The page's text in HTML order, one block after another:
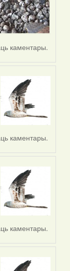
каментары.
каментары.
каментары.